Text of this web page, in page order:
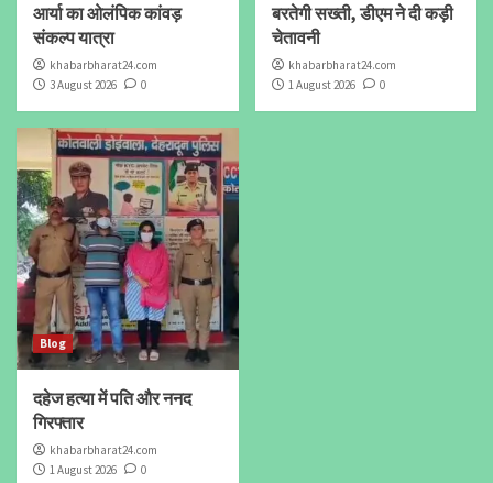
आर्या का ओलंपिक कांवड़
संकल्प यात्रा
khabarbharat24.com
3 August 2026
0
बरतेगी सख्ती, डीएम ने दी कड़ी
चेतावनी
khabarbharat24.com
1 August 2026
0
Blog
दहेज हत्या में पति और ननद
गिरफ्तार
khabarbharat24.com
1 August 2026
0